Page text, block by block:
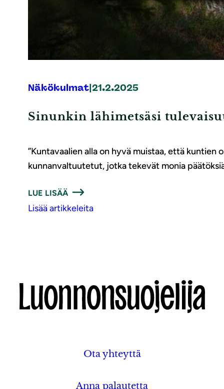
Näkökulmat 21.2.2025
Sinunkin lähimetsäsi
”Kuntavaalien alla on hyvä muistaa, että
kunnanvaltuutetut, jotka tekevät monia
LUE LISÄÄ
Lisää artikkeleita
Ota yhteyttä
Anna palautetta